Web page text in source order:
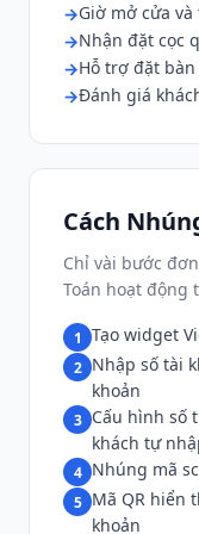
Giờ mở cửa
Nhận đặt cọc
Hỗ trợ đặt
Đánh giá
Cách
Chỉ vài bước
Toán hoạt động
1 Tạo widget
2 Nhập số tài
khoản
3 Cấu hình số
khách tự
4 Nhúng mã
5 Mã QR hiển
khoản